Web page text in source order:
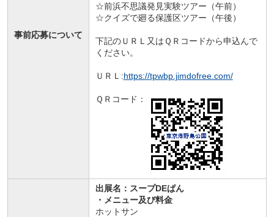
事前応募について
☆前浜不思議発見実験ツアー（午前）
☆クイズで廻る保護区ツアー（午後）
下記のＵＲＬ又はＱＲコードから申込んで
ください。
ＵＲＬ:https://tpwbp.jimdofree.com/
ＱＲコード：
出展名：スープDEぱん
・メニュー及び料金
ホットサン